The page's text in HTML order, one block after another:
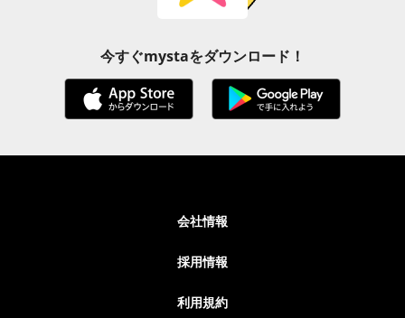
今すぐmystaをダウンロード！
会社情報
採用情報
利用規約